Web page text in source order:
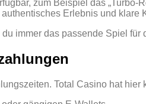
zum Beispiel das
Erlebnis und klare
immer das passende Spiel
Total Casino hat hier